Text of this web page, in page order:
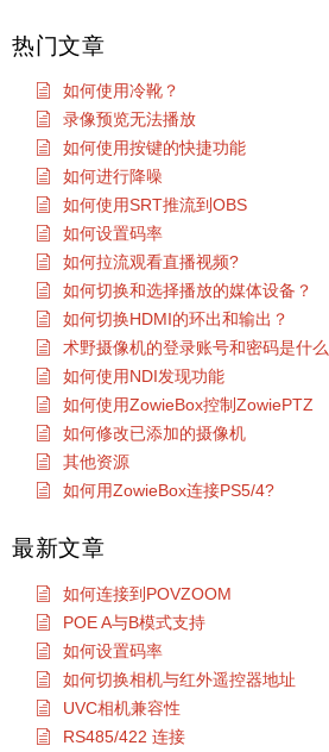
热门文章
如何使用冷靴？
录像预览无法播放
如何使用按键的快捷功能
如何进行降噪
如何使用SRT推流到OBS
如何设置码率
如何拉流观看直播视频?
如何切换和选择播放的媒体设备？
如何切换HDMI的环出和输出？
术野摄像机的登录账号和密码是什么
如何使用NDI发现功能
如何使用ZowieBox控制ZowiePTZ
如何修改已添加的摄像机
其他资源
如何用ZowieBox连接PS5/4?
最新文章
如何连接到POVZOOM
POE A与B模式支持
如何设置码率
如何切换相机与红外遥控器地址
UVC相机兼容性
RS485/422 连接